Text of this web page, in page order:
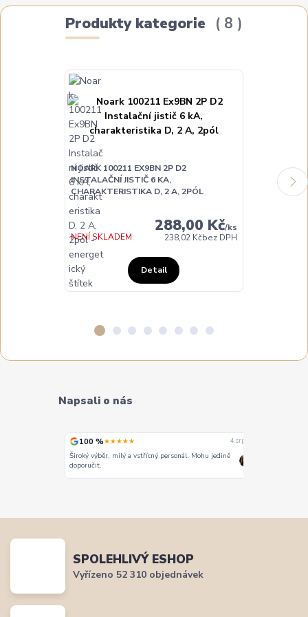
Produkty kategorie 8
NOARK 100211 EX9BN 2P D2
INSTALAČNÍ JISTIČ 6 KA,
CHARAKTERISTIKA D, 2 A, 2PÓL
288,00 Kč/ks
238,02 Kčbez DPH
NENÍ SKLADEM
Detail
NOARK
INSTALAČNÍ
Napsali o nás
100 %★★★★★ 4. srpna
Široký výběr, milý a vstřícný personál. Mohu jedině
doporučit.
SPOLEHLIVÝ ESHOP
Vyřízeno 52 310 objednávek